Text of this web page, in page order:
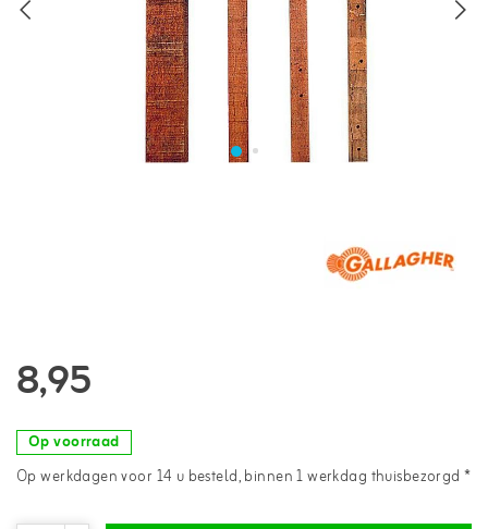
8,95
Op voorraad
Op werkdagen voor 14 u besteld, binnen 1 werkdag thuisbezorgd *